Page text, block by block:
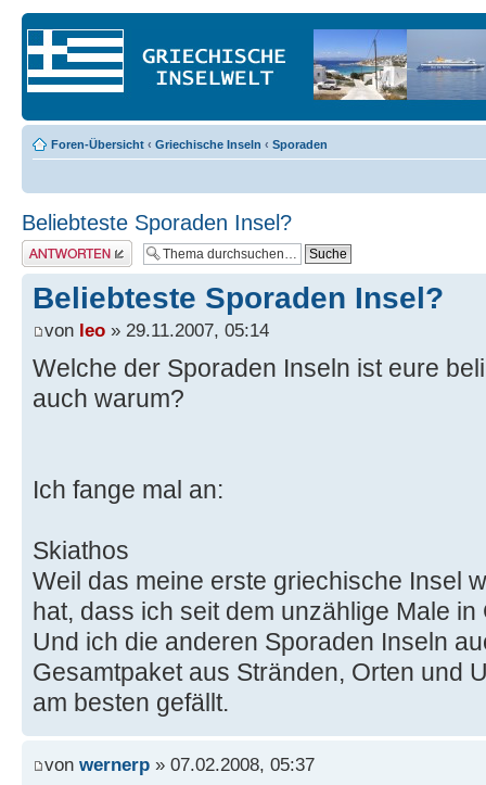
Foren-Übersicht ‹ Griechische Inseln ‹ Sporaden
Beliebteste Sporaden Insel?
Antwort erstellen
Beliebteste Sporaden Insel?
von leo » 29.11.2007, 05:14
Welche der Sporaden Inseln ist eure
auch warum?
Ich fange mal an:
Skiathos
Weil das meine erste griechische Insel
hat, dass ich seit dem unzählige Male
Und ich die anderen Sporaden Inseln
Gesamtpaket aus Stränden, Orten und
am besten gefällt.
von wernerp » 07.02.2008, 05:37